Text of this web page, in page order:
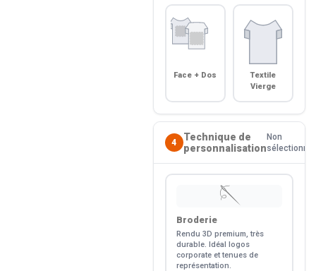
Face + Dos
Textile
Vierge
4
Technique de
personnalisation
Non
sélectionné
🪡
Broderie
Rendu 3D premium, très
durable. Idéal logos
corporate et tenues de
représentation.